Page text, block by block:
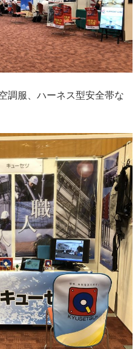
調服、ハーネス型安全帯な